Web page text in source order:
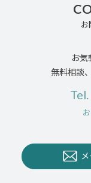
お
お気
無料相談
Tel.